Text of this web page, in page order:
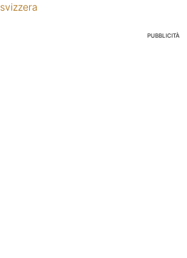
svizzera
PUBBLICITÀ